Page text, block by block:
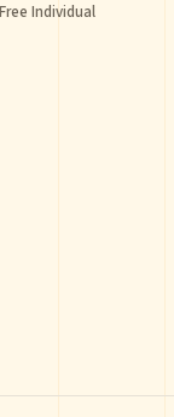
Individual